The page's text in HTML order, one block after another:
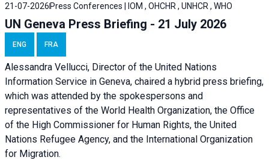
21-07-2026 Press Conferences | IOM , OHCHR , UNHCR , WHO
UN Geneva Press Briefing - 21 July 2026
ENG FRA
Alessandra Vellucci, Director of the United Nations
Information Service in Geneva, chaired a hybrid press briefing,
which was attended by the spokespersons and
representatives of the World Health Organization, the Office
of the High Commissioner for Human Rights, the United
Nations Refugee Agency, and the International Organization
for Migration.